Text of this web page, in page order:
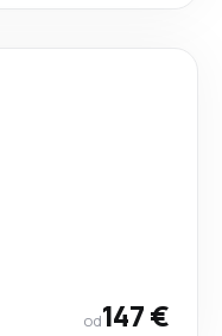
od147 €